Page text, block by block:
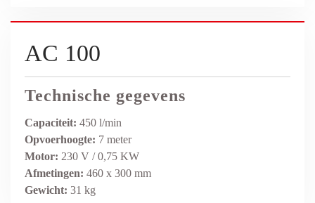
AC 100
Technische gegevens
Capaciteit: 450 l/min
Opvoerhoogte: 7 meter
Motor: 230 V / 0,75 KW
Afmetingen: 460 x 300 mm
Gewicht: 31 kg